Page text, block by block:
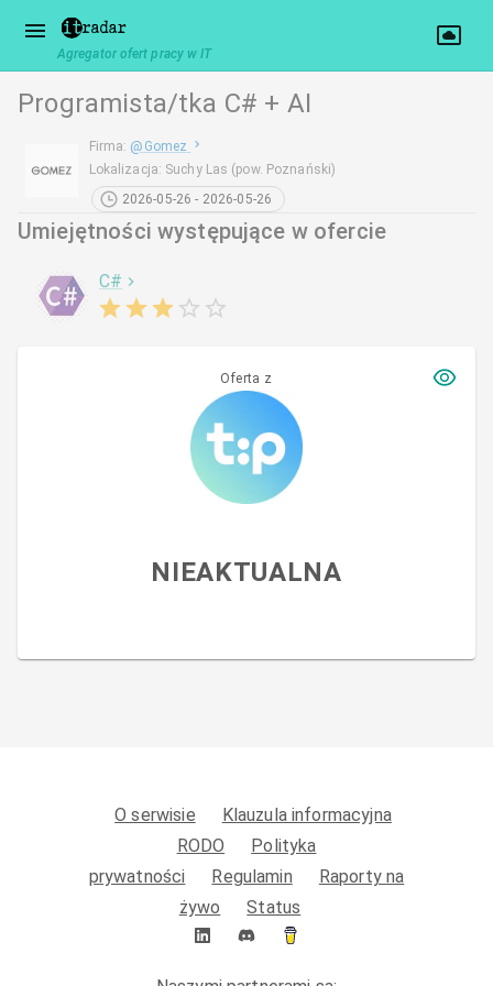
Agregator ofert pracy w IT
Programista/tka C# + AI
Firma: @ Gomez
Lokalizacja: Suchy Las (pow. Poznański)
2026-05-26 - 2026-05-26
Umiejętności występujące w ofercie
C#
Oferta z
NIEAKTUALNA
O serwisie
Klauzula informacyjna
RODO
Polityka
prywatności
Regulamin
Raporty na
żywo
Status